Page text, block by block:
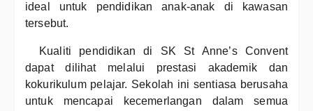
ideal untuk pendidikan anak-anak di kawasan
tersebut.
Kualiti pendidikan di SK St Anne’s Convent
dapat dilihat melalui prestasi akademik dan
kokurikulum pelajar. Sekolah ini sentiasa berusaha
untuk mencapai kecemerlangan dalam semua